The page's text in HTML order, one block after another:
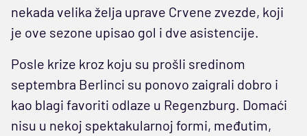
nekada velika želja uprave Crvene zvezde, koji
je ove sezone upisao gol i dve asistencije.
Posle krize kroz koju su prošli sredinom
septembra Berlinci su ponovo zaigrali dobro i
kao blagi favoriti odlaze u Regenzburg. Domaći
nisu u nekoj spektakularnoj formi, međutim,